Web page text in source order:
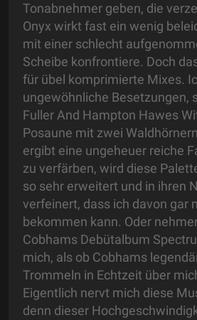
Tonabnehmer geben, die
Onyx wirkt fast ein wenig
mit einer schlecht
Scheibe konfrontiere. Doch
für übel komprimierte Mixes.
ungewöhnliche Besetzungen,
Fuller And Hampton Hawes
Posaune mit zwei
ergibt eine ungeheuer reiche
zu verfärben, wird diese
so sehr erweitert und in ihren
verfeinert, dass ich davon gar
bekommen kann. Oder
Cobhams Debütalbum
mich, als ob Cobhams
Trommeln in Echtzeit über
Eigentlich nervt mich diese
denn dieser